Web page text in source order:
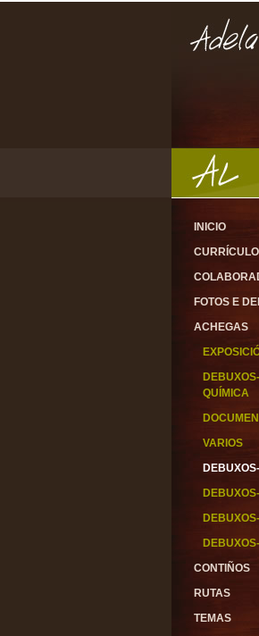
INICIO
CURRÍCULO
FOTOS E
ACHEGAS
QUÍMICA
VARIOS
CONTIÑOS
RUTAS
TEMAS